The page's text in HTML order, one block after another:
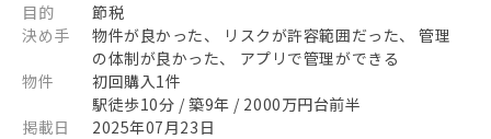
目的
節税
決め手
物件が良かった、 リスクが許容範囲だった、 管理
の体制が良かった、 アプリで管理ができる
物件
初回購入1件
駅徒歩10分 / 築9年 / 2000万円台前半
掲載日
2025年07月23日